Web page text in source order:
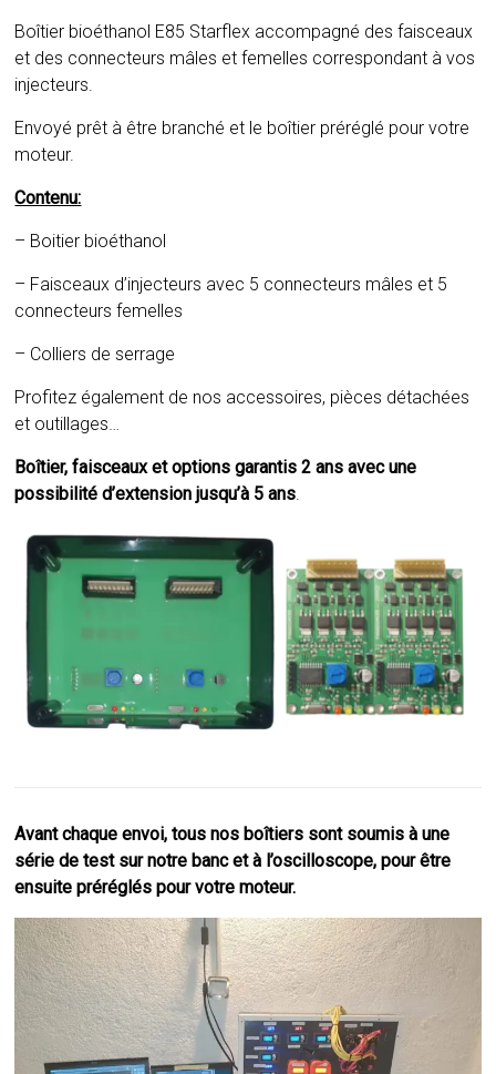
Boîtier bioéthanol E85 Starflex accompagné des faisceaux
et des connecteurs mâles et femelles correspondant à vos
injecteurs.
Envoyé prêt à être branché et le boîtier préréglé pour votre
moteur.
Contenu:
– Boitier bioéthanol
– Faisceaux d’injecteurs avec 5 connecteurs mâles et 5
connecteurs femelles
– Colliers de serrage
Profitez également de nos accessoires, pièces détachées
et outillages…
Boîtier, faisceaux et options garantis 2 ans avec une
possibilité d’extension jusqu’à 5 ans.
Avant chaque envoi, tous nos boîtiers sont soumis à une
série de test sur notre banc et à l’oscilloscope, pour être
ensuite préréglés pour votre moteur.